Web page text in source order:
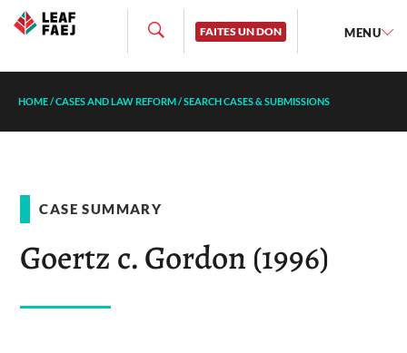
FAITES UN DON MENU
HOME/CASES AND LAW REFORM/SEARCH CASES & SUBMISSIONS
CASE SUMMARY
Goertz c. Gordon (1996)